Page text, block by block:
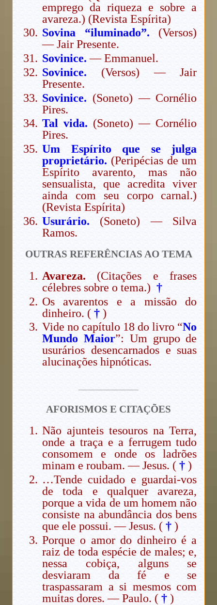
emprego da riqueza e sobre a
avareza.) (Revista Espírita)
Sovina “iluminado”. (Versos)
— Jair Presente.
Sovinice. — Emmanuel.
Sovinice. (Versos) — Jair
Presente.
Sovinice. (Soneto) — Cornélio
Pires.
Tal vida. (Soneto) — Cornélio
Pires.
Um Espírito que se julga
proprietário. (Peripécias de um
Espírito avarento, mas não
sensualista, que acredita viver
ainda com seu corpo carnal.)
(Revista Espírita)
Usurário.
(Soneto) — Silva
Ramos.
OUTRAS REFERÊNCIAS AO TEMA
Avareza. (Citações e frases
célebres sobre o tema.) †
Os avarentos e a missão do
dinheiro. († )
Vide no capítulo 18 do livro “No
Mundo Maior”: Um grupo de
usurários desencarnados e suas
alucinações hipnóticas.
AFORISMOS E CITAÇÕES
Não ajunteis tesouros na Terra,
onde a traça e a ferrugem tudo
consomem e onde os ladrões
minam e roubam. — Jesus. († )
…Tende cuidado e guardai-vos
de toda e qualquer avareza,
porque a vida de um homem não
consiste na abundância dos bens
que ele possui. — Jesus. († )
Porque o amor do dinheiro é a
raiz de toda espécie de males; e,
nessa cobiça, alguns se
desviaram da fé e se
traspassaram a si mesmos com
muitas dores. — Paulo. († )